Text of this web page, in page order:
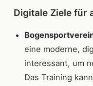
Digitale Ziele für
eine moderne,
interessant, um
Das Training